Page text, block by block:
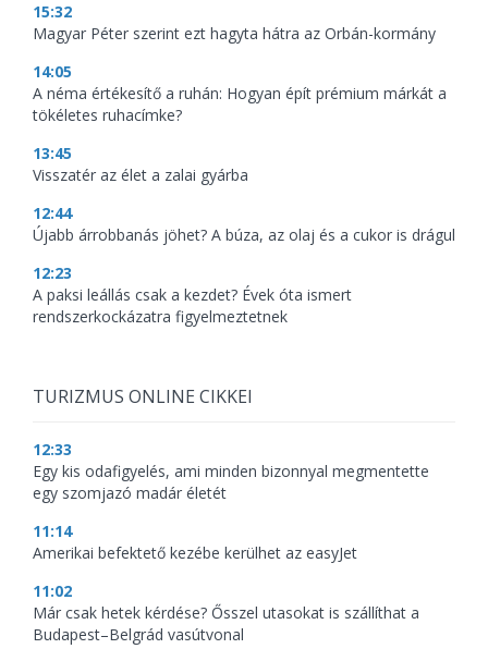
15:32
Magyar Péter szerint ezt hagyta hátra az Orbán-kormány
14:05
A néma értékesítő a ruhán: Hogyan épít prémium márkát a
tökéletes ruhacímke?
13:45
Visszatér az élet a zalai gyárba
12:44
Újabb árrobbanás jöhet? A búza, az olaj és a cukor is drágul
12:23
A paksi leállás csak a kezdet? Évek óta ismert
rendszerkockázatra figyelmeztetnek
TURIZMUS ONLINE CIKKEI
12:33
Egy kis odafigyelés, ami minden bizonnyal megmentette
egy szomjazó madár életét
11:14
Amerikai befektető kezébe kerülhet az easyJet
11:02
Már csak hetek kérdése? Ősszel utasokat is szállíthat a
Budapest–Belgrád vasútvonal